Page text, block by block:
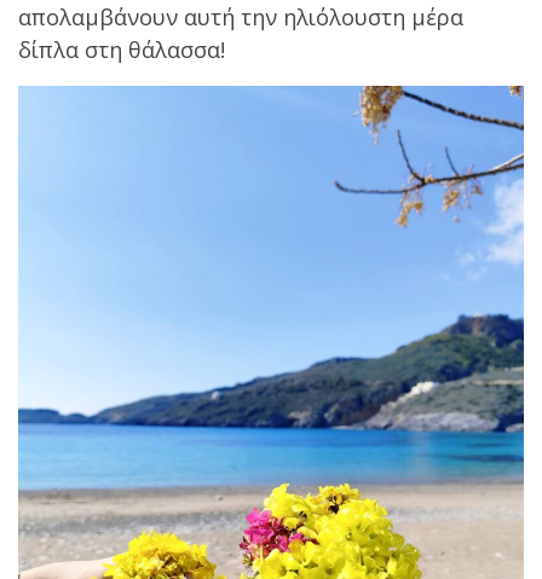
απολαμβάνουν αυτή την ηλιόλουστη μέρα
δίπλα στη θάλασσα!